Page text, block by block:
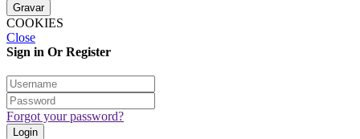
Gravar
COOKIES
Close
Sign in Or Register
Forgot your password?